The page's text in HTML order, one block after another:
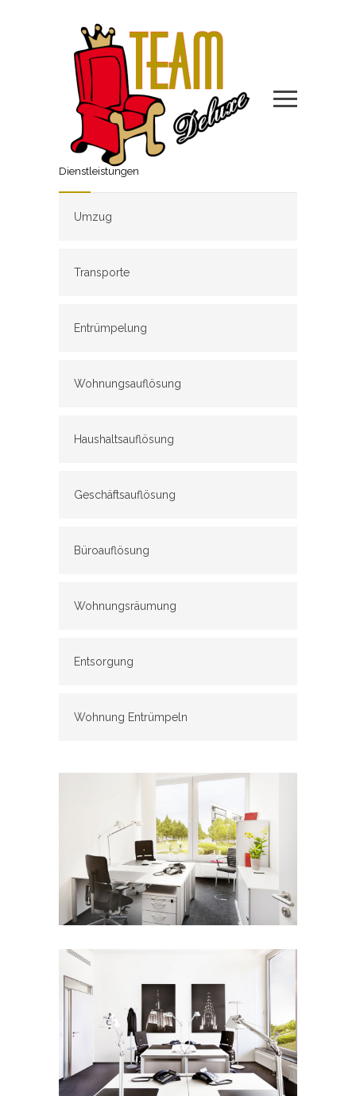
Dienstleistungen
Umzug
Transporte
Entrümpelung
Wohnungsauflösung
Haushaltsauflösung
Geschäftsauflösung
Büroauflösung
Wohnungsräumung
Entsorgung
Wohnung Entrümpeln